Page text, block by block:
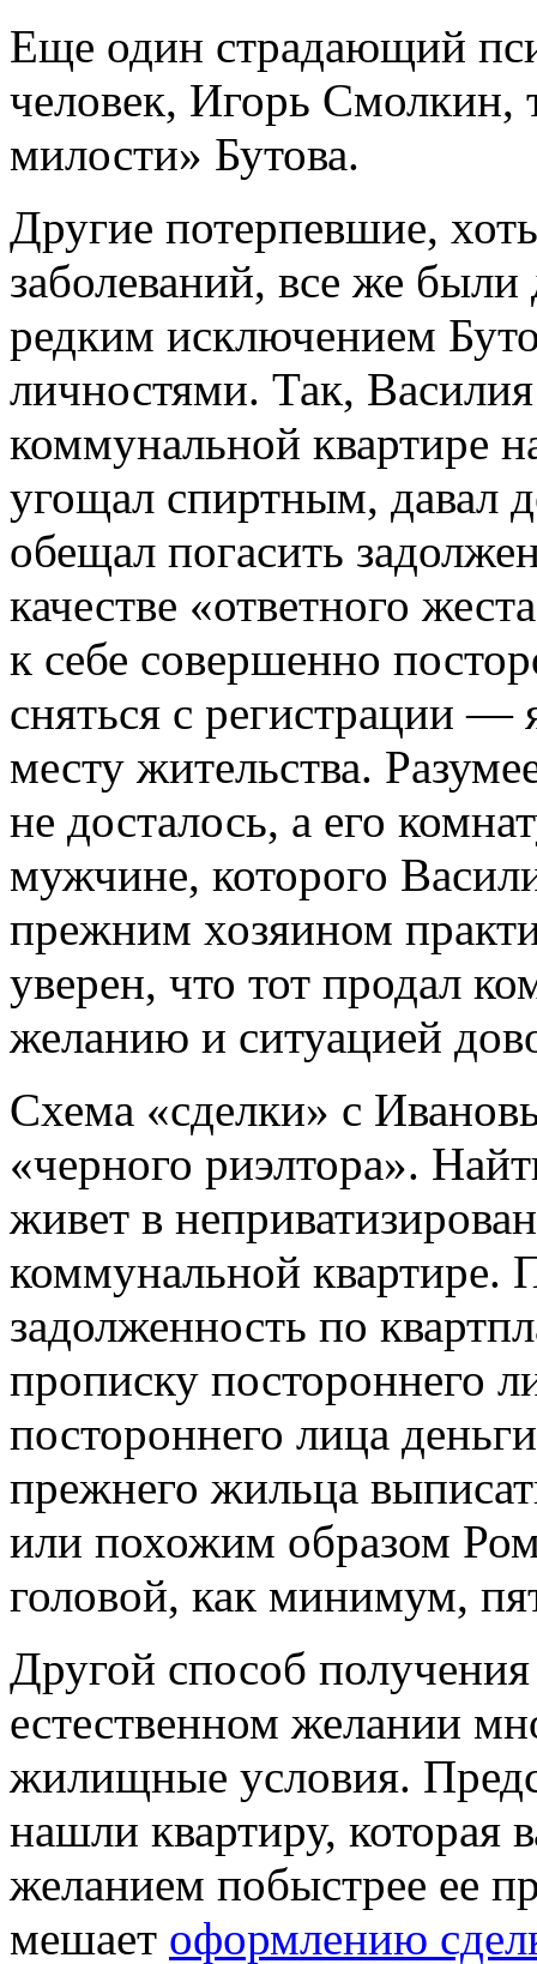
Еще один страдающий
человек, Игорь Смолкин,
милости» Бутова.
Другие потерпевшие,
заболеваний, все же
редким исключением
личностями. Так,
коммунальной
угощал спиртным, давал
обещал погасить
качестве «ответного
к себе совершенно
сняться с регистрации
месту жительства.
не досталось, а его
мужчине, которого
прежним хозяином
уверен, что тот продал
желанию и ситуацией
Схема «сделки» с
«черного риэлтора».
живет в
коммунальной квартире.
задолженность по
прописку постороннего
постороннего лица
прежнего жильца
или похожим образом
головой, как минимум,
Другой способ
естественном желании
жилищные условия.
нашли квартиру, которая
желанием побыстрее ее
мешает оформлению